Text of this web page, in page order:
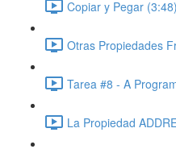
Copiar y Pegar (3:48)
Otras Propiedades
Tarea #8 - A
La Propiedad